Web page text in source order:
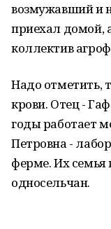
возмужавший и
приехал домой,
коллектив
Надо отметить,
крови. Отец -
годы работает
Петровна -
ферме. Их семья
односельчан.